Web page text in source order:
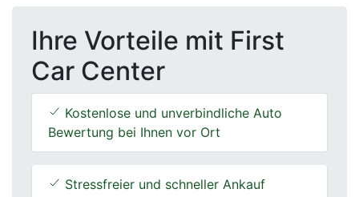
Ihre Vorteile mit First
Car Center
Kostenlose und unverbindliche Auto
Bewertung bei Ihnen vor Ort
Stressfreier und schneller Ankauf